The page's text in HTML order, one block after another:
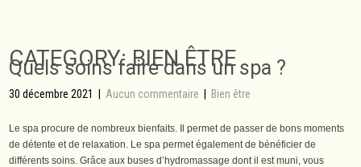
CATEGORY: BIEN ÊTRE
Quels soins faire dans un spa ?
30 décembre 2021 Aucun commentaire Bien être
Le spa procure de nombreux bienfaits. Il permet de passer de bons moments
de détente et de relaxation. Le spa permet également de bénéficier de
différents soins. Grâce aux buses d’hydromassage dont il est muni, vous